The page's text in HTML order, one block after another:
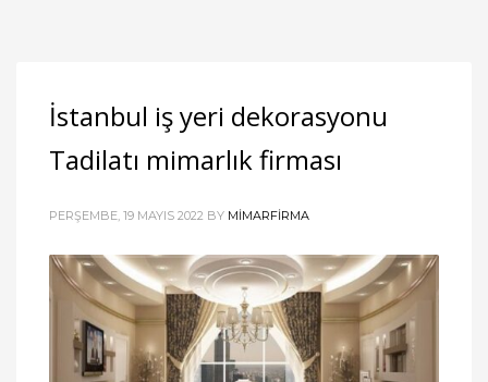
İstanbul iş yeri dekorasyonu
Tadilatı mimarlık firması
PERŞEMBE, 19 MAYIS 2022 BY MIMARFIRMA